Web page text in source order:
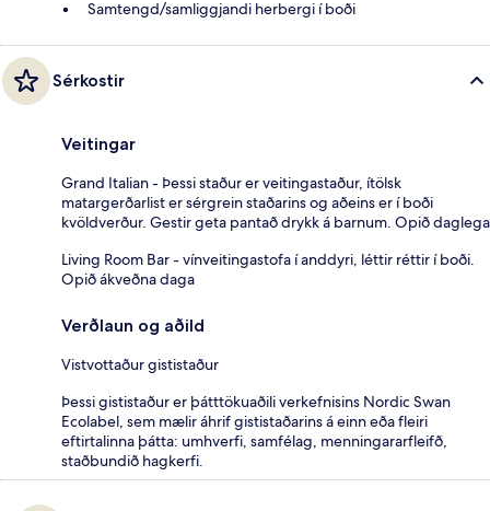
Samtengd/samliggjandi herbergi í boði
Sérkostir
Veitingar
Grand Italian - Þessi staður er veitingastaður, ítölsk
matargerðarlist er sérgrein staðarins og aðeins er í boði
kvöldverður. Gestir geta pantað drykk á barnum. Opið daglega
Living Room Bar - vínveitingastofa í anddyri, léttir réttir í boði.
Opið ákveðna daga
Verðlaun og aðild
Vistvottaður gististaður
Þessi gististaður er þátttökuaðili verkefnisins Nordic Swan
Ecolabel, sem mælir áhrif gististaðarins á einn eða fleiri
eftirtalinna þátta: umhverfi, samfélag, menningararfleifð,
staðbundið hagkerfi.